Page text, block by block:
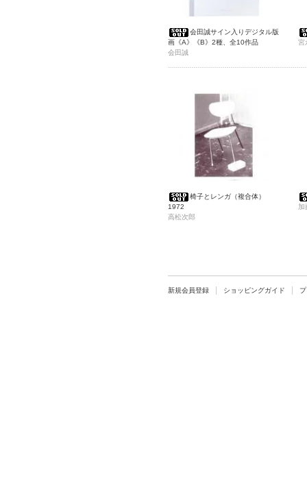
会田誠サイン入りデジタル版
画《A》《B》2種、全10作品
会田誠
宮
椅子とレンガ（複合体）
1972
高松次郎
加
新規会員登録 ショッピングガイド